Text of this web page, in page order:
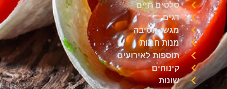
סלטים חיים
דגים
מגשי מסיבה
מנות חמות
תוספות לאירועים
קינוחים
שונות